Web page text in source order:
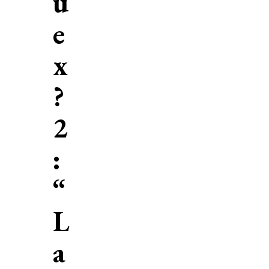
e
x
?
2
:
“
L
a